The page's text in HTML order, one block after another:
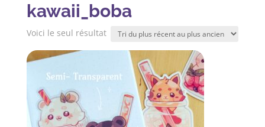
kawaii_boba
Voici le seul résultat